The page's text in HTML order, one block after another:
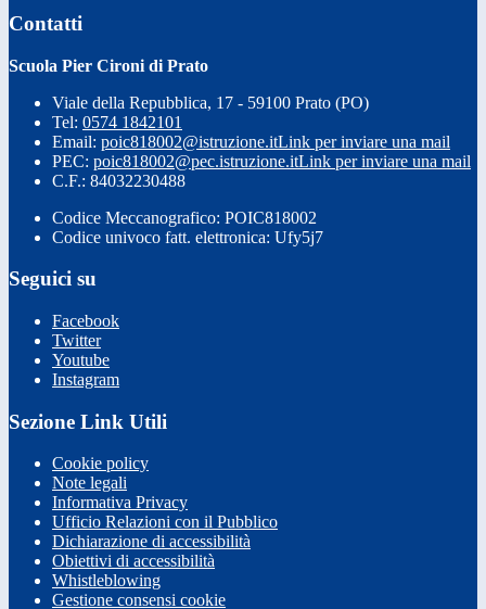
Contatti
Scuola Pier Cironi di Prato
Viale della Repubblica, 17 - 59100 Prato (PO)
Tel: 0574 1842101
Email: poic818002@istruzione.itLink per inviare una mail
PEC: poic818002@pec.istruzione.itLink per inviare una mail
C.F.: 84032230488
Codice Meccanografico: POIC818002
Codice univoco fatt. elettronica: Ufy5j7
Seguici su
Facebook
Twitter
Youtube
Instagram
Sezione Link Utili
Cookie policy
Note legali
Informativa Privacy
Ufficio Relazioni con il Pubblico
Dichiarazione di accessibilità
Obiettivi di accessibilità
Whistleblowing
Gestione consensi cookie